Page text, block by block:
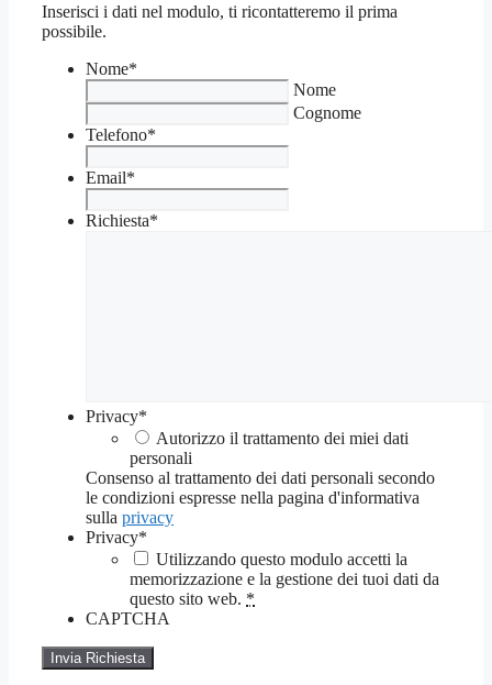
Inserisci i dati nel modulo, ti ricontatteremo il prima
possibile.
Nome*
Nome
Cognome
Telefono*
Email*
Richiesta*
Privacy*
Autorizzo il trattamento dei miei dati
personali
Consenso al trattamento dei dati personali secondo
le condizioni espresse nella pagina d'informativa
sulla privacy
Privacy*
Utilizzando questo modulo accetti la
memorizzazione e la gestione dei tuoi dati da
questo sito web. *
CAPTCHA